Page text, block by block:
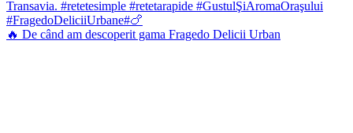
🔥 De când am descoperit gama Fragedo Delicii Urban